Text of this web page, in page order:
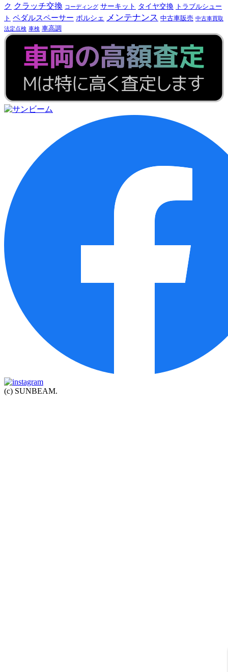
ク クラッチ交換 コーディング サーキット タイヤ交換
トラブルシュー
ト ペダルスペーサー ポルシェ メンテナンス 中古車販売 中古車買取
法定点検 車検 車高調
(c) SUNBEAM.